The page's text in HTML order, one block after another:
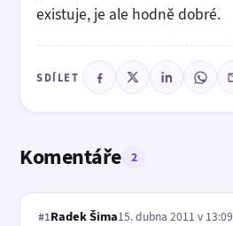
existuje, je ale hodně dobré.
SDÍLET
Komentáře 2
#1Radek Šima15. dubna 2011 v 13:09